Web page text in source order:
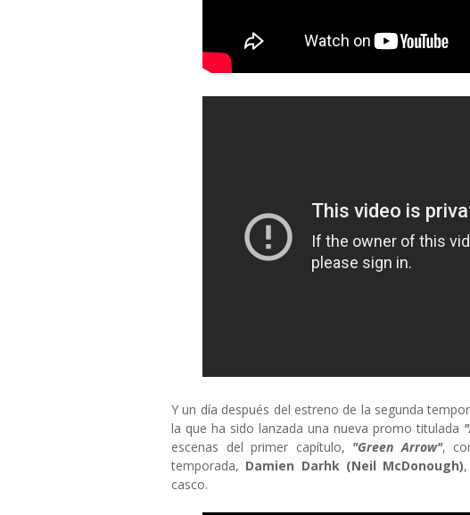
Y un día después del estreno de la segunda
la que ha sido lanzada una nueva promo titulada
escenas del primer capítulo, "Green Arrow",
temporada, Damien Darhk (Neil McDonough)
casco.